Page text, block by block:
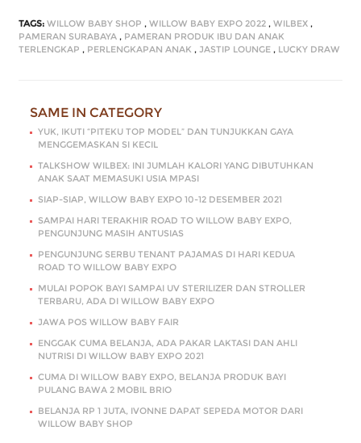
TAGS: WILLOW BABY SHOP , WILLOW BABY EXPO 2022 , WILBEX ,
PAMERAN SURABAYA , PAMERAN PRODUK IBU DAN ANAK
TERLENGKAP , PERLENGKAPAN ANAK , JASTIP LOUNGE , LUCKY DRAW
SAME IN CATEGORY
YUK, IKUTI “PITEKU TOP MODEL” DAN TUNJUKKAN GAYA
MENGGEMASKAN SI KECIL
TALKSHOW WILBEX: INI JUMLAH KALORI YANG DIBUTUHKAN
ANAK SAAT MEMASUKI USIA MPASI
SIAP-SIAP, WILLOW BABY EXPO 10-12 DESEMBER 2021
SAMPAI HARI TERAKHIR ROAD TO WILLOW BABY EXPO,
PENGUNJUNG MASIH ANTUSIAS
PENGUNJUNG SERBU TENANT PAJAMAS DI HARI KEDUA
ROAD TO WILLOW BABY EXPO
MULAI POPOK BAYI SAMPAI UV STERILIZER DAN STROLLER
TERBARU, ADA DI WILLOW BABY EXPO
JAWA POS WILLOW BABY FAIR
ENGGAK CUMA BELANJA, ADA PAKAR LAKTASI DAN AHLI
NUTRISI DI WILLOW BABY EXPO 2021
CUMA DI WILLOW BABY EXPO, BELANJA PRODUK BAYI
PULANG BAWA 2 MOBIL BRIO
BELANJA RP 1 JUTA, IVONNE DAPAT SEPEDA MOTOR DARI
WILLOW BABY SHOP